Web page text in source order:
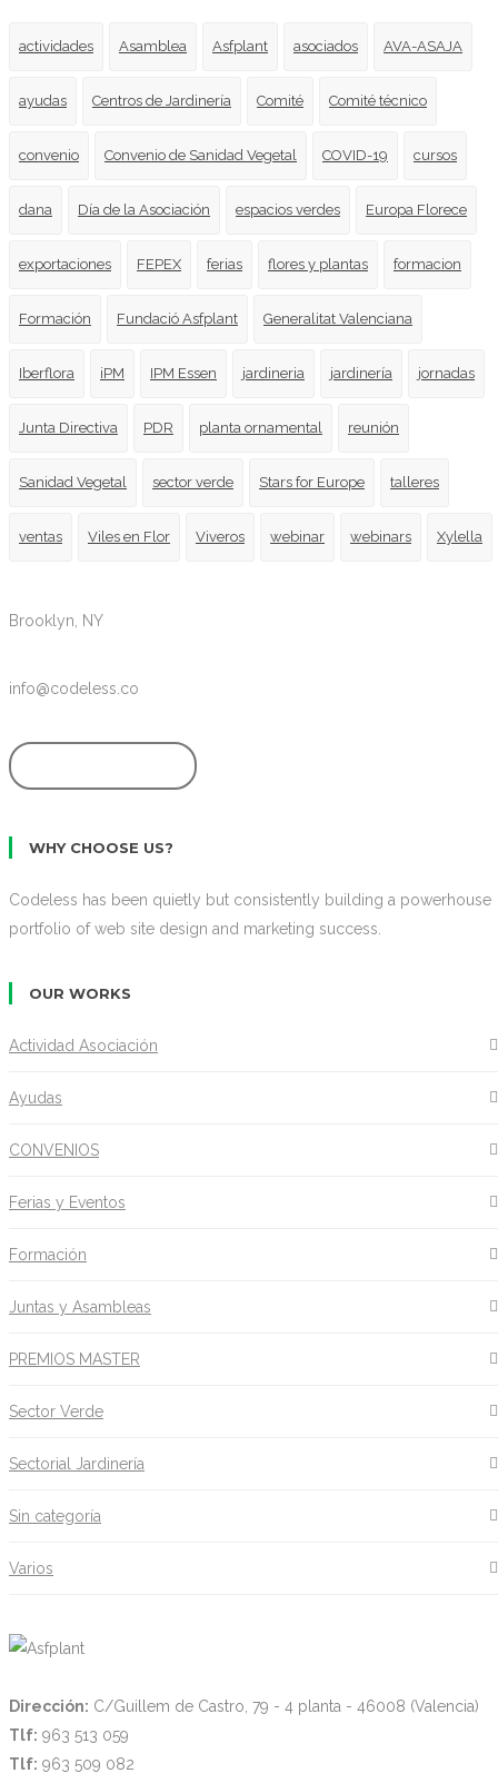
actividades Asamblea Asfplant asociados AVA-ASAJA
ayudas Centros de Jardinería Comité Comité técnico
convenio Convenio de Sanidad Vegetal COVID-19 cursos
dana Día de la Asociación espacios verdes Europa Florece
exportaciones FEPEX ferias flores y plantas formacion
Formación Fundació Asfplant Generalitat Valenciana
Iberflora iPM IPM Essen jardineria jardinería jornadas
Junta Directiva PDR planta ornamental reunión
Sanidad Vegetal sector verde Stars for Europe talleres
ventas Viles en Flor Viveros webinar webinars Xylella
Brooklyn, NY
info@codeless.co
WHY CHOOSE US?
Codeless has been quietly but consistently building a powerhouse
portfolio of web site design and marketing success.
OUR WORKS
Actividad Asociación
Ayudas
CONVENIOS
Ferias y Eventos
Formación
Juntas y Asambleas
PREMIOS MASTER
Sector Verde
Sectorial Jardinería
Sin categoría
Varios
Dirección: C/Guillem de Castro, 79 - 4 planta - 46008 (Valencia)
Tlf: 963 513 059
Tlf: 963 509 082